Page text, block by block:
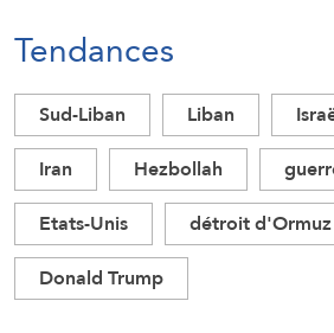
Tendances
Sud-Liban Liban
Iran
Hezbollah
Etats-Unis
détroit d'Ormuz
Donald Trump